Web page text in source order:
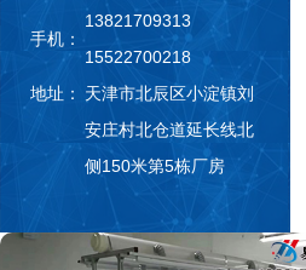
手机：
13821709313
15522700218
地址：
天津市北辰区小淀镇刘
安庄村北仓道延长线北
侧150米第5栋厂房